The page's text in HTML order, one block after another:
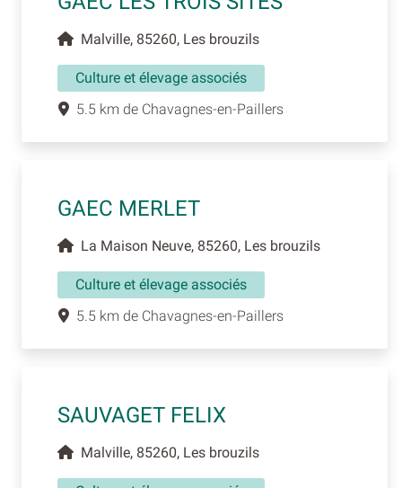
Malville, 85260, Les brouzils
Culture et élevage associés
5.5 km de Chavagnes-en-Paillers
GAEC MERLET
La Maison Neuve, 85260, Les brouzils
Culture et élevage associés
5.5 km de Chavagnes-en-Paillers
SAUVAGET FELIX
Malville, 85260, Les brouzils